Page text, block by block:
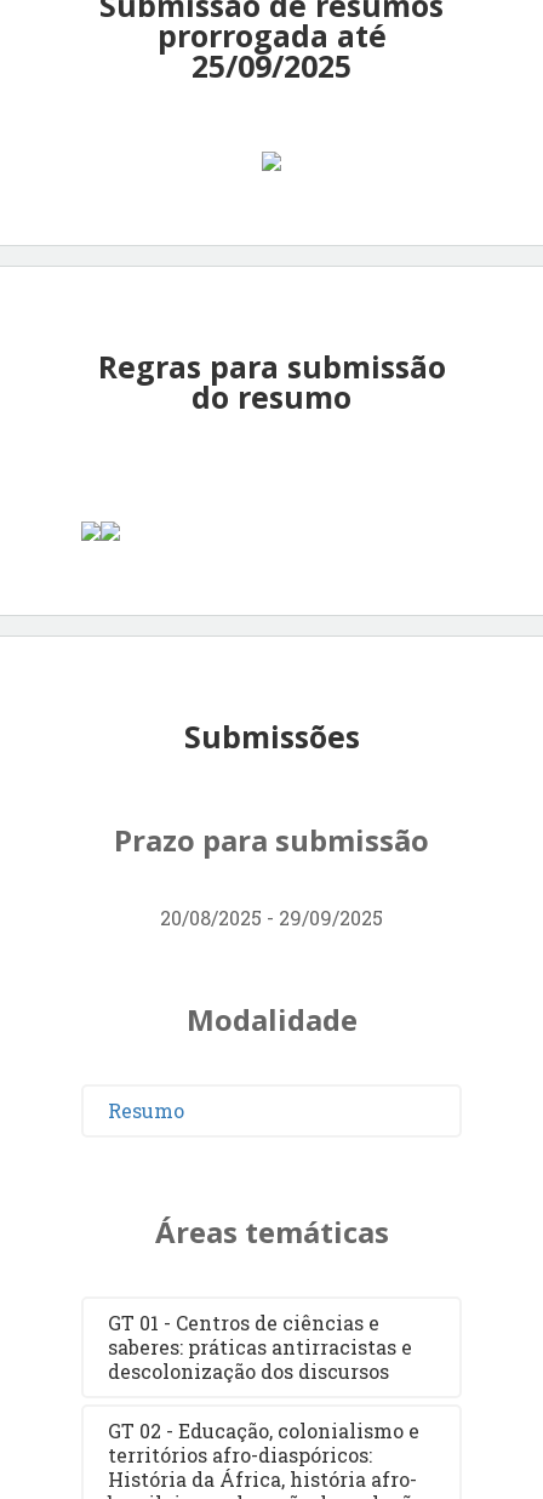
prorrogada até
25/09/2025
Regras para submissão
do resumo
Submissões
Prazo para submissão
20/08/2025 - 29/09/2025
Modalidade
Resumo
Áreas temáticas
GT 01 - Centros de ciências e
saberes: práticas antirracistas e
descolonização dos discursos
GT 02 - Educação, colonialismo e
territórios afro-diaspóricos:
História da África, história afro-